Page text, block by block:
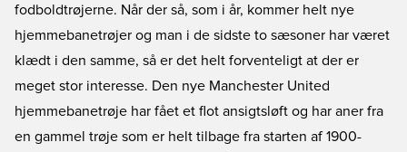
fodboldtrøjerne. Når der så, som i år, kommer helt nye
hjemmebanetrøjer og man i de sidste to sæsoner har været
klædt i den samme, så er det helt forventeligt at der er
meget stor interesse. Den nye Manchester United
hjemmebanetrøje har fået et flot ansigtsløft og har aner fra
en gammel trøje som er helt tilbage fra starten af 1900-